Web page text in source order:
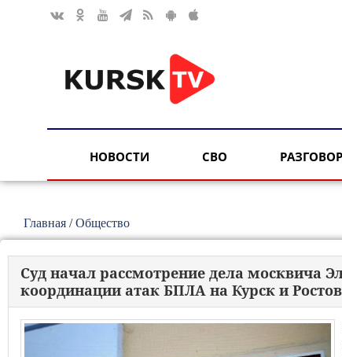
НОВОСТИ СВО
Главная /Общество
Суд начал рассмотрение дела москвича
координации атак БПЛА на Курск и